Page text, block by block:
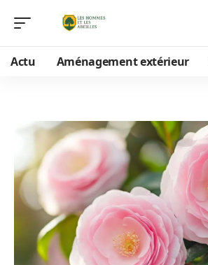
Actu Aménagement extérieur